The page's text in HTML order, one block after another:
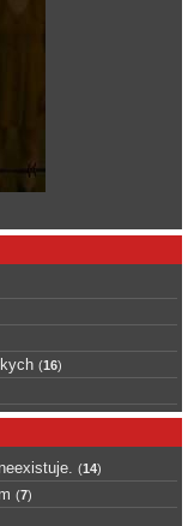
(16)
(14)
(7)